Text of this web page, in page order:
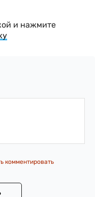
и нажмите
комментировать